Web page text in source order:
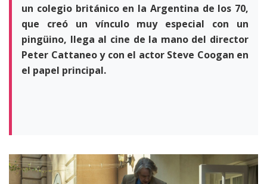
un colegio británico en la Argentina de los 70,
que creó un vínculo muy especial con un
pingüino, llega al cine de la mano del director
Peter Cattaneo y con el actor Steve Coogan en
el papel principal.